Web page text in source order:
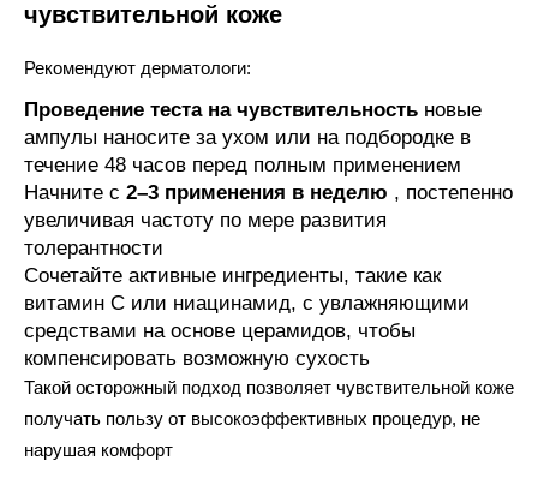
чувствительной коже
Рекомендуют дерматологи:
Проведение теста на чувствительность новые
ампулы наносите за ухом или на подбородке в
течение 48 часов перед полным применением
Начните с 2–3 применения в неделю , постепенно
увеличивая частоту по мере развития
толерантности
Сочетайте активные ингредиенты, такие как
витамин C или ниацинамид, с увлажняющими
средствами на основе церамидов, чтобы
компенсировать возможную сухость
Такой осторожный подход позволяет чувствительной коже
получать пользу от высокоэффективных процедур, не
нарушая комфорт